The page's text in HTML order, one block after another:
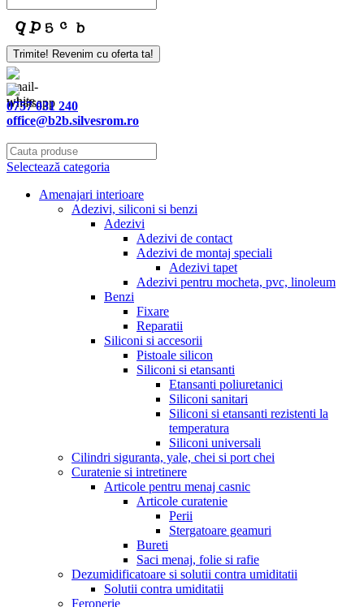
Trimite! Revenim cu oferta ta!
0757 031 240
office@b2b.silvesrom.ro
Selectează categoria
Amenajari interioare
Adezivi, siliconi si benzi
Adezivi
Adezivi de contact
Adezivi de montaj speciali
Adezivi tapet
Adezivi pentru mocheta, pvc, linoleum
Benzi
Fixare
Reparatii
Siliconi si accesorii
Pistoale silicon
Siliconi si etansanti
Etansanti poliuretanici
Siliconi sanitari
Siliconi si etansanti rezistenti la
temperatura
Siliconi universali
Cilindri siguranta, yale, chei si port chei
Curatenie si intretinere
Articole pentru menaj casnic
Articole curatenie
Perii
Stergatoare geamuri
Bureti
Saci menaj, folie si rafie
Dezumidificatoare si solutii contra umiditatii
Solutii contra umiditatii
Feronerie